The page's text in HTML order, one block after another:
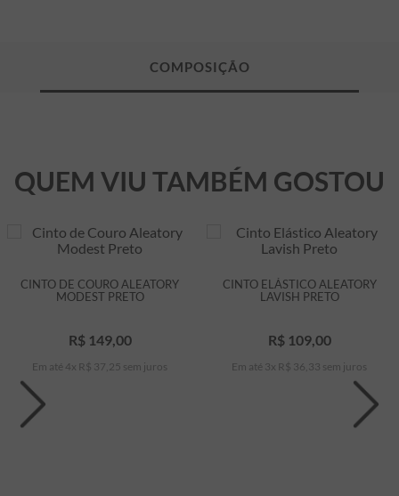
QUEM VIU TAMBÉM GOSTOU
CINTO DE COURO ALEATORY
MODEST PRETO
R$ 149,00
Em até 4 x R$ 37 25 sem juros
CINTO ELÁSTICO ALEATORY
LAVISH PRETO
R$ 109,00
Em até 3 x R$ 36 33 sem juros